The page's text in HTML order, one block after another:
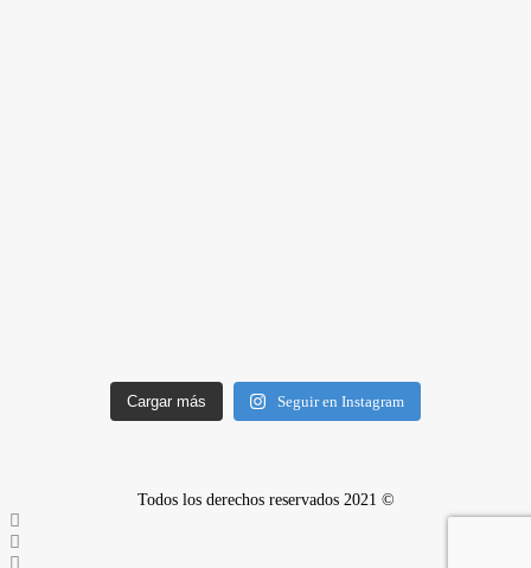
Cargar más Seguir en Instagram
Todos los derechos reservados 2021 ©